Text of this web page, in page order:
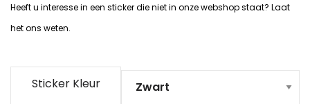
Heeft u interesse in een sticker die niet in onze webshop staat? Laat
het ons weten.
Sticker Kleur